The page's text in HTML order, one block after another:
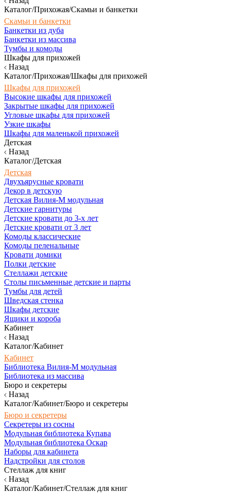
Каталог/Прихожая/Скамьи и банкетки
Скамьи и банкетки
Банкетки из дуба
Банкетки из массива
Тумбы и комоды
Шкафы для прихожей
Назад
Каталог/Прихожая/Шкафы для прихожей
Шкафы для прихожей
Высокие шкафы для прихожей
Закрытые шкафы для прихожей
Угловые шкафы для прихожей
Узкие шкафы
Шкафы для маленькой прихожей
Детская
Назад
Каталог/Детская
Детская
Двухъярусные кровати
Декор в детскую
Детская Вилия-М модульная
Детские гарнитуры
Детские кровати до 3-х лет
Детские кровати от 3 лет
Комоды классические
Комоды пеленальные
Кровати домики
Полки детские
Стеллажи детские
Столы письменные детские и парты
Тумбы для детей
Шведская стенка
Шкафы детские
Ящики и короба
Кабинет
Назад
Каталог/Кабинет
Кабинет
Библиотека Вилия-М модульная
Библиотека из массива
Бюро и секретеры
Назад
Каталог/Кабинет/Бюро и секретеры
Бюро и секретеры
Секретеры из сосны
Модульная библиотека Купава
Модульная библиотека Оскар
Наборы для кабинета
Надстройки для столов
Стеллаж для книг
Назад
Каталог/Кабинет/Стеллаж для книг